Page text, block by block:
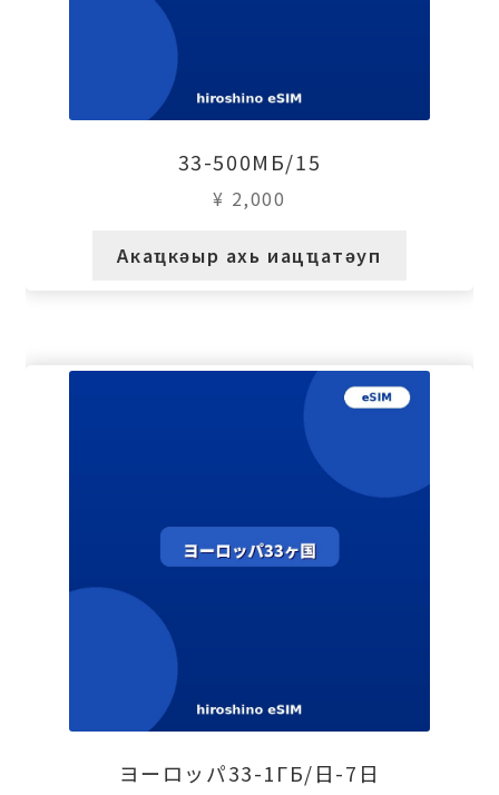
33-500МБ/15
¥ 2,000
Акаҵкәыр ахь иацҵатәуп
ヨーロッパ33-1ГБ/日-7日